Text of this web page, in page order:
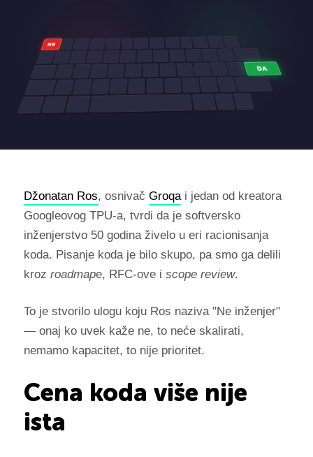
Džonatan Ros, osnivač Groqai jedan od kreatora
Googleovog TPU-a, tvrdi da je softversko
inženjerstvo 50 godina živelo u eri racionisanja
koda. Pisanje koda je bilo skupo, pa smo ga delili
kroz roadmape, RFC-ove i scope review.
To je stvorilo ulogu koju Ros naziva "Ne inženjer"
— onaj ko uvek kaže ne, to neće skalirati,
nemamo kapacitet, to nije prioritet.
Cena koda više nije
ista